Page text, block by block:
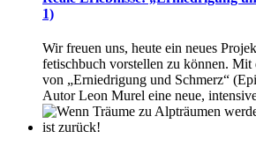
1)
Wir freuen uns, heute ein neues
fetischbuch vorstellen zu können.
von „Erniedrigung und Schmerz“
Autor Leon Murel eine neue,